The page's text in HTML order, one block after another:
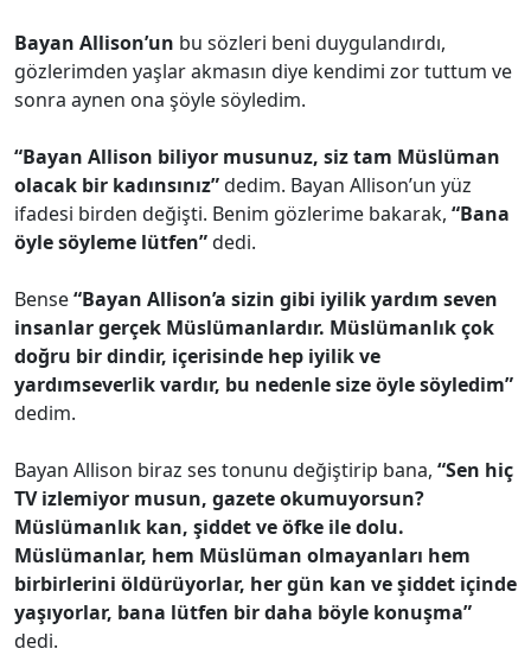
Bayan Allison’un bu sözleri beni duygulandırdı,
gözlerimden yaşlar akmasın diye kendimi zor tuttum ve
sonra aynen ona şöyle söyledim.
“Bayan Allison biliyor musunuz, siz tam Müslüman
olacak bir kadınsınız”dedim. Bayan Allison’un yüz
ifadesi birden değişti. Benim gözlerime bakarak, “Bana
öyle söyleme lütfen”dedi.
Bense“Bayan Allison’a sizin gibi iyilik yardım seven
insanlar gerçek Müslümanlardır. Müslümanlık çok
doğru bir dindir, içerisinde hep iyilik ve
yardımseverlik vardır, bu nedenle size öyle söyledim”
dedim.
Bayan Allison biraz ses tonunu değiştirip bana, “Sen hiç
TV izlemiyor musun, gazete okumuyorsun?
Müslümanlık kan, şiddet ve öfke ile dolu.
Müslümanlar, hem Müslüman olmayanları hem
birbirlerini öldürüyorlar, her gün kan ve şiddet içinde
yaşıyorlar, bana lütfen bir daha böyle konuşma”
dedi.